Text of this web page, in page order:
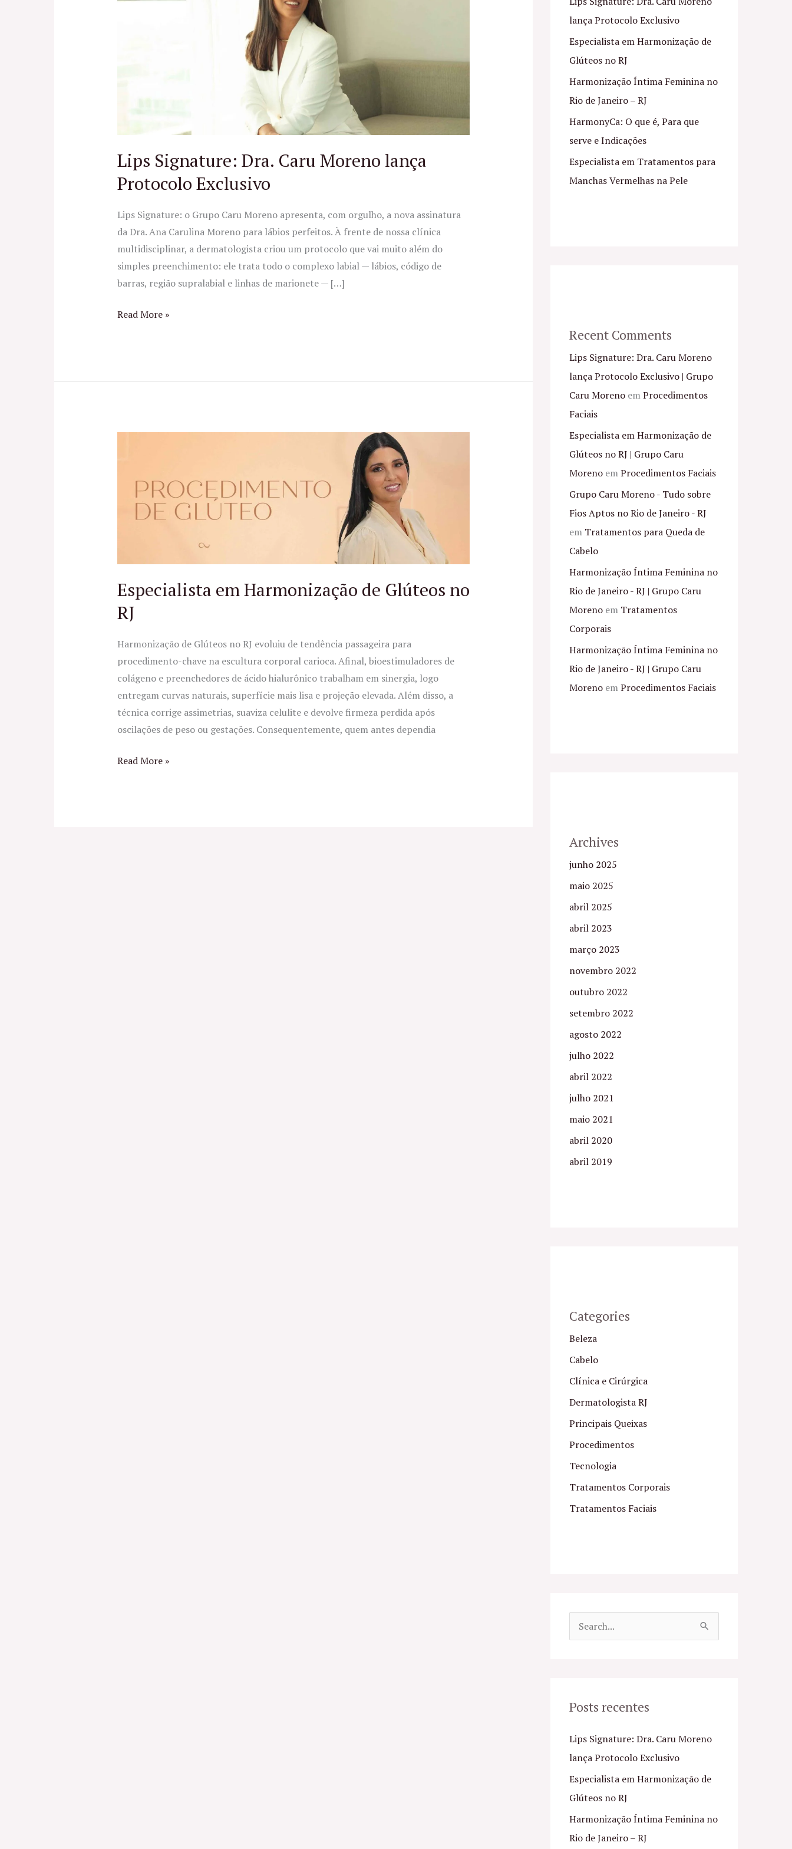
Lips Signature: Dra. Caru Moreno lança
Protocolo Exclusivo
Lips Signature: o Grupo Caru Moreno apresenta, com orgulho, a nova assinatura
da Dra. Ana Carulina Moreno para lábios perfeitos. À frente de nossa clínica
multidisciplinar, a dermatologista criou um protocolo que vai muito além do
simples preenchimento: ele trata todo o complexo labial — lábios, código de
barras, região supralabial e linhas de marionete — […]
Read More »
Especialista em Harmonização de Glúteos no
RJ
Harmonização de Glúteos no RJ evoluiu de tendência passageira para
procedimento-chave na escultura corporal carioca. Afinal, bioestimuladores de
colágeno e preenchedores de ácido hialurônico trabalham em sinergia, logo
entregam curvas naturais, superfície mais lisa e projeção elevada. Além disso, a
técnica corrige assimetrias, suaviza celulite e devolve firmeza perdida após
oscilações de peso ou gestações. Consequentemente, quem antes dependia
Glúteos
Read More »
lança Protocolo Exclusivo
Especialista em Harmonização de
Glúteos no RJ
Harmonização Íntima Feminina no
Rio de Janeiro – RJ
HarmonyCa: O que é, Para que
serve e Indicações
Especialista em Tratamentos para
Manchas Vermelhas na Pele
Recent Comments
Lips Signature: Dra. Caru Moreno
lança Protocolo Exclusivo | Grupo
Caru Moreno emProcedimentos
Faciais
Especialista em Harmonização de
Glúteos no RJ | Grupo Caru
Moreno emProcedimentos Faciais
Grupo Caru Moreno - Tudo sobre
Fios Aptos no Rio de Janeiro - RJ
em Tratamentos para Queda de
Cabelo
Harmonização Íntima Feminina no
Rio de Janeiro - RJ | Grupo Caru
Moreno em Tratamentos
Corporais
Harmonização Íntima Feminina no
Rio de Janeiro - RJ | Grupo Caru
Moreno emProcedimentos Faciais
Archives
junho 2025
maio 2025
abril 2025
abril 2023
março 2023
novembro 2022
outubro 2022
setembro 2022
agosto 2022
julho 2022
abril 2022
julho 2021
maio 2021
abril 2020
abril 2019
Categories
Beleza
Cabelo
Clínica e Cirúrgica
Dermatologista RJ
Principais Queixas
Procedimentos
Tecnologia
Tratamentos Corporais
Tratamentos Faciais
u
s
a
r
p
o
r
Posts recentes
Lips Signature: Dra. Caru Moreno
lança Protocolo Exclusivo
Especialista em Harmonização de
Glúteos no RJ
Harmonização Íntima Feminina no
Rio de Janeiro – RJ